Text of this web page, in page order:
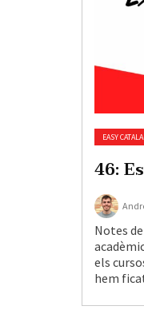
EASY
46:
Notes
els
hem